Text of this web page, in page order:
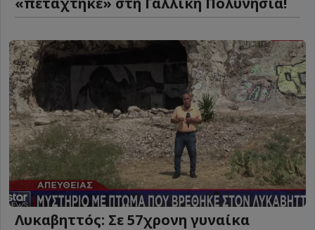
Λυκαβηττός: Σε 57χρονη γυναίκα